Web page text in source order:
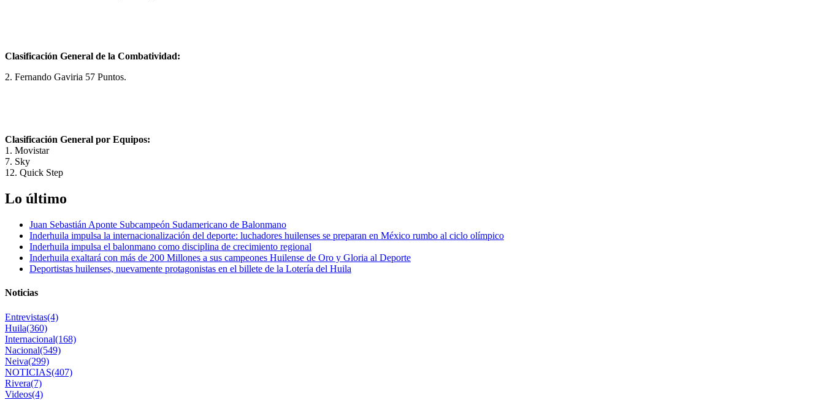
Clasificación General de la Combatividad:
2. Fernando Gaviria 57 Puntos.
Clasificación General por Equipos:
1. Movistar
7. Sky
12. Quick Step
Lo último
Juan Sebastián Aponte Subcampeón Sudamericano de Balonmano
Inderhuila impulsa la internacionalización del deporte: luchadores huilenses se preparan en México rumbo al ciclo olímpico
Inderhuila impulsa el balonmano como disciplina de crecimiento regional
Inderhuila exaltará con más de 200 Millones a sus campeones Huilense de Oro y Gloria al Deporte
Deportistas huilenses, nuevamente protagonistas en el billete de la Lotería del Huila
Noticias
Entrevistas(4)
Huila(360)
Internacional(168)
Nacional(549)
Neiva(299)
NOTICIAS(407)
Rivera(7)
Videos(4)